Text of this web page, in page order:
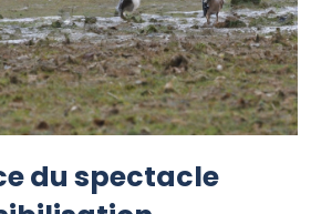
du spectacle